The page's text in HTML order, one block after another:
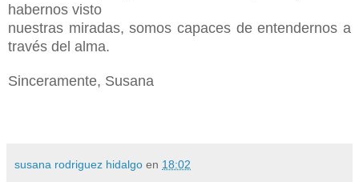
habernos visto
nuestras miradas, somos capaces de entendernos a
través del alma.
Sinceramente, Susana
susana rodriguez hidalgo en 18:02